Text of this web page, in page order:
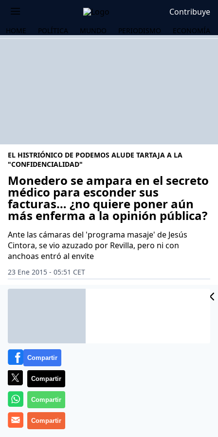
Contribuye
HOME POLÍTICA MUNDO PERIODISMO ECONOMÍA
EL HISTRIÓNICO DE PODEMOS ALUDE TARTAJA A LA
"CONFIDENCIALIDAD"
Monedero se ampara en el secreto
médico para esconder sus
facturas… ¿no quiere poner aún
más enferma a la opinión pública?
Ante las cámaras del 'programa masaje' de Jesús
Cintora, se vio azuzado por Revilla, pero ni con
anchoas entró al envite
23 Ene 2015 - 05:51 CET
Archivado en: ALFONSO ALONSO
Compartir
Compartir
Compartir
Compartir